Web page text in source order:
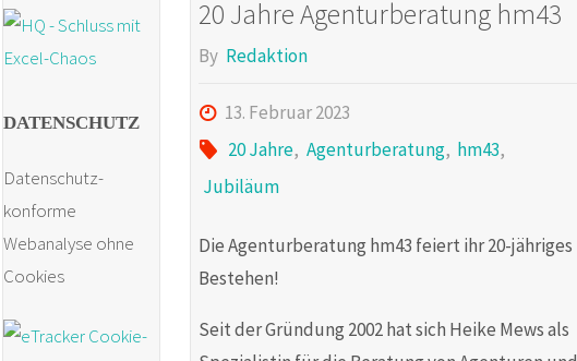
20 Jahre Agenturberatung hm43
By Redaktion
13. Februar 2023
20 Jahre, Agenturberatung, hm43,
Jubiläum
Die Agenturberatung hm43 feiert ihr 20-jähriges
Bestehen!
Seit der Gründung 2002 hat sich Heike Mews als
DATENSCHUTZ
Datenschutz-
konforme
Webanalyse ohne
Cookies